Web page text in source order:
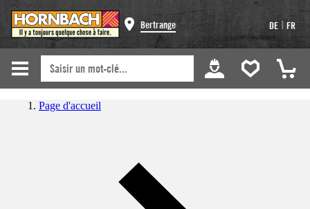
Bertrange DE | FR
Page d'accueil